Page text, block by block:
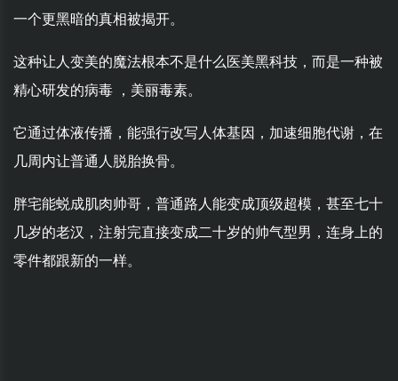
一个更黑暗的真相被揭开。
这种让人变美的魔法根本不是什么医美黑科技，而是一种被
精心研发的病毒 ，美丽毒素。
它通过体液传播，能强行改写人体基因，加速细胞代谢，在
几周内让普通人脱胎换骨。
胖宅能蜕成肌肉帅哥，普通路人能变成顶级超模，甚至七十
几岁的老汉，注射完直接变成二十岁的帅气型男，连身上的
零件都跟新的一样。